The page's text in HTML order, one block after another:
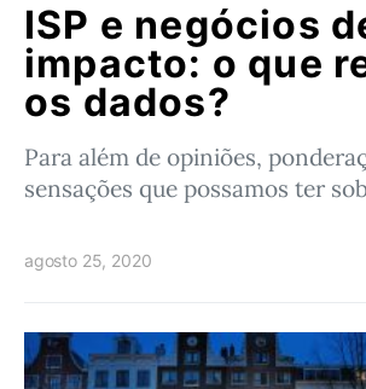
ISP e negócios
impacto: o que
os dados?
Para além de opiniões,
sensações que possamos ter
agosto 25, 2020